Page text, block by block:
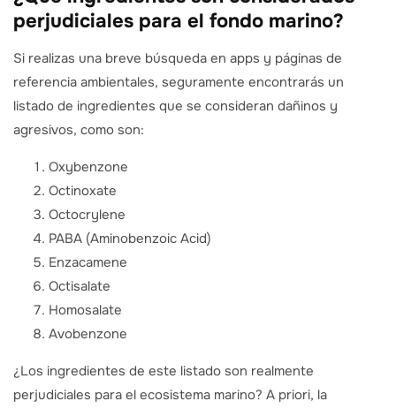
perjudiciales para el fondo marino?
Si realizas una breve búsqueda en apps y páginas de
referencia ambientales, seguramente encontrarás un
listado de ingredientes que se consideran dañinos y
agresivos, como son:
Oxybenzone
Octinoxate
Octocrylene
PABA (Aminobenzoic Acid)
Enzacamene
Octisalate
Homosalate
Avobenzone
¿Los ingredientes de este listado son realmente
perjudiciales para el ecosistema marino? A priori, la